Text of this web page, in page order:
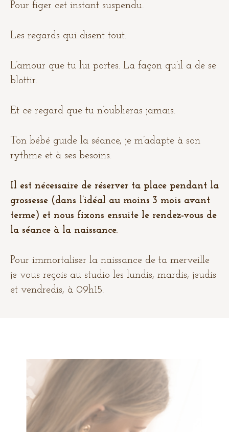
Pour figer cet instant suspendu.
Les regards qui disent tout.
L’amour que tu lui portes. La façon qu’il a de se
blottir.
Et ce regard que tu n’oublieras jamais.
Ton bébé guide la séance, je m’adapte à son
rythme et à ses besoins.
Il est nécessaire de réserver ta place pendant la
grossesse (dans l’idéal au moins 3 mois avant
terme) et nous fixons ensuite le rendez-vous de
la séance à la naissance.
Pour immortaliser la naissance de ta merveille
je vous reçois au studio les lundis, mardis, jeudis
et vendredis, à 09h15.